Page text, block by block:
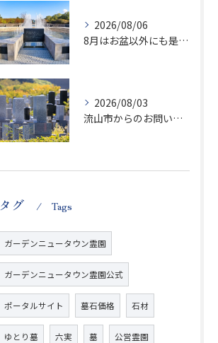
2026/08/06
8月はお盆以外にも是非ご供養の気持ちを！
2026/08/03
流山市からのお問い合わせが急増中です、かなり悪質な業者さんとお寺さんらしいです
タグ Tags
ガーデンニュータウン霊園
ガーデンニュータウン霊園公式
ポータルサイト 墓石価格 石材
ゆとり墓 六実 墓 公営霊園